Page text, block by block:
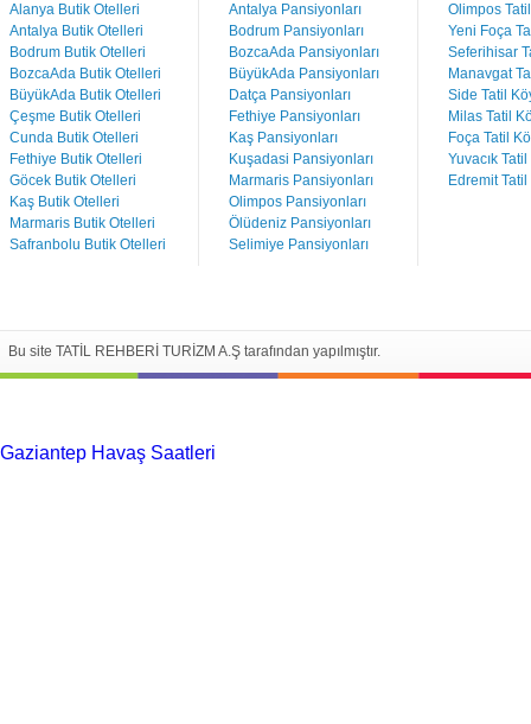
Alanya Butik Otelleri
Antalya Butik Otelleri
Bodrum Butik Otelleri
BozcaAda Butik Otelleri
BüyükAda Butik Otelleri
Çeşme Butik Otelleri
Cunda Butik Otelleri
Fethiye Butik Otelleri
Göcek Butik Otelleri
Kaş Butik Otelleri
Marmaris Butik Otelleri
Safranbolu Butik Otelleri
Antalya Pansiyonları
Bodrum Pansiyonları
BozcaAda Pansiyonları
BüyükAda Pansiyonları
Datça Pansiyonları
Fethiye Pansiyonları
Kaş Pansiyonları
Kuşadasi Pansiyonları
Marmaris Pansiyonları
Olimpos Pansiyonları
Ölüdeniz Pansiyonları
Selimiye Pansiyonları
Olimpos
Yeni Foça
Seferihisar
Manavgat
Side Tatil
Milas Tatil
Foça Tatil
Yuvacık
Edremit
Bu site TATİL REHBERİ TURİZM A.Ş tarafından yapılmıştır.
Gaziantep Havaş Saatleri